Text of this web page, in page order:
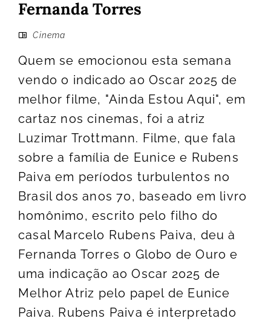
Fernanda Torres
Cinema
Quem se emocionou esta semana
vendo o indicado ao Oscar 2025 de
melhor filme, "Ainda Estou Aqui", em
cartaz nos cinemas, foi a atriz
Luzimar Trottmann. Filme, que fala
sobre a família de Eunice e Rubens
Paiva em períodos turbulentos no
Brasil dos anos 70, baseado em livro
homônimo, escrito pelo filho do
casal Marcelo Rubens Paiva, deu à
Fernanda Torres o Globo de Ouro e
uma indicação ao Oscar 2025 de
Melhor Atriz pelo papel de Eunice
Paiva. Rubens Paiva é interpretado